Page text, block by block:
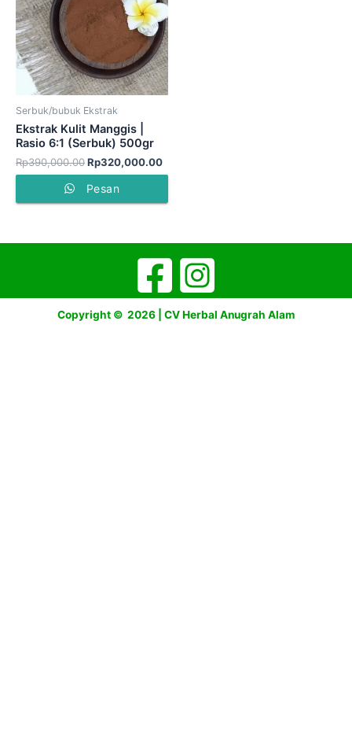
Serbuk/bubuk Ekstrak
Ekstrak Kulit Manggis |
Rasio 6:1 (Serbuk) 500gr
Rp390,000.00Rp320,000.00
Pesan
Copyright © 2026 | CV Herbal Anugrah Alam